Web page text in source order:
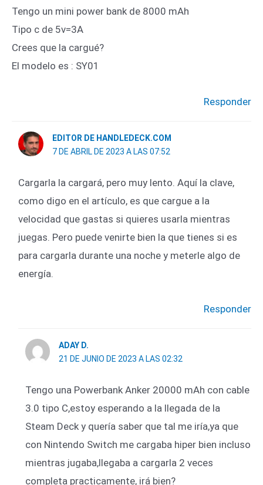
Tengo un mini power bank de 8000 mAh
Tipo c de 5v=3A
Crees que la cargué?
El modelo es : SY01
Responder
EDITOR DE HANDLEDECK.COM
7 DE ABRIL DE 2023 A LAS 07:52
Cargarla la cargará, pero muy lento. Aquí la clave,
como digo en el artículo, es que cargue a la
velocidad que gastas si quieres usarla mientras
juegas. Pero puede venirte bien la que tienes si es
para cargarla durante una noche y meterle algo de
energía.
Responder
ADAY D.
21 DE JUNIO DE 2023 A LAS 02:32
Tengo una Powerbank Anker 20000 mAh con cable
3.0 tipo C,estoy esperando a la llegada de la
Steam Deck y quería saber que tal me iría,ya que
con Nintendo Switch me cargaba hiper bien incluso
mientras jugaba,llegaba a cargarla 2 veces
completa practicamente, irá bien?